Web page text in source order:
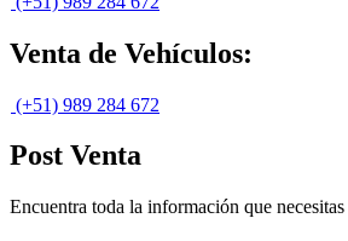
Venta de Vehículos:
(+51) 989 284 672
Post Venta
Encuentra toda la información que necesitas